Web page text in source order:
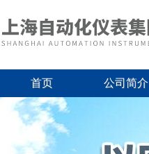
首页 公司简介